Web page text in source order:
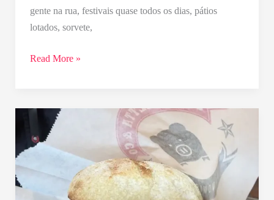
gente na rua, festivais quase todos os dias, pátios
lotados, sorvete,
Read More »
Sanduíche
Porchetta